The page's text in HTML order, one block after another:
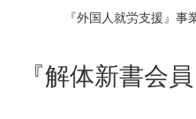
『外国人就労支援』
『解体新書会